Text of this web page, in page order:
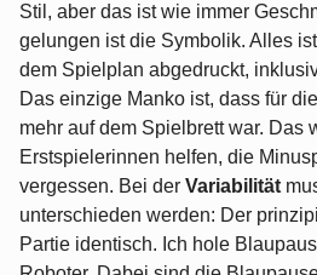
Stil, aber das ist wie immer
gelungen ist die Symbolik. Alles
dem Spielplan abgedruckt,
Das einzige Manko ist, dass für
mehr auf dem Spielbrett war. Das
Erstspielerinnen helfen, die
vergessen. Bei der Variabilität
unterschieden werden: Der
Partie identisch. Ich hole